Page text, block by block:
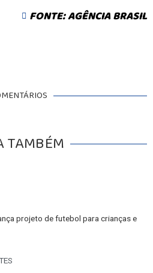
FONTE: AGÊNCIA BRASIL
TAMBÉM
projeto de futebol para crianças e